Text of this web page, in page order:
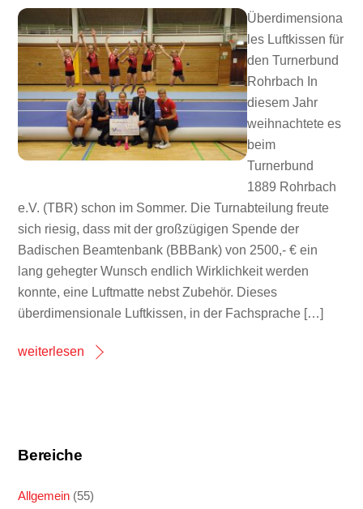
Überdimensiona
les Luftkissen für
den Turnerbund
Rohrbach In
diesem Jahr
weihnachtete es
beim
Turnerbund
1889 Rohrbach
e.V. (TBR) schon im Sommer. Die Turnabteilung freute
sich riesig, dass mit der großzügigen Spende der
Badischen Beamtenbank (BBBank) von 2500,- € ein
lang gehegter Wunsch endlich Wirklichkeit werden
konnte, eine Luftmatte nebst Zubehör. Dieses
überdimensionale Luftkissen, in der Fachsprache […]
weiterlesen
Bereiche
Allgemein (55)